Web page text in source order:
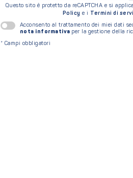
Questo sito è protetto da reCAPTCHA e si
Policy e i Termini di
Acconsento al trattamento dei miei dati
nota informativa per la gestione della
* Campi obbligatori